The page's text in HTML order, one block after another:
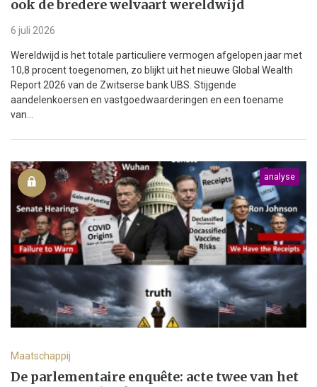
ook de bredere welvaart wereldwijd
6 juli 2026
Wereldwijd is het totale particuliere vermogen afgelopen jaar met
10,8 procent toegenomen, zo blijkt uit het nieuwe Global Wealth
Report 2026 van de Zwitserse bank UBS. Stijgende
aandelenkoersen en vastgoedwaarderingen en een toename
van...
analyse
Maatschappij
De parlementaire enquête: acte twee van het